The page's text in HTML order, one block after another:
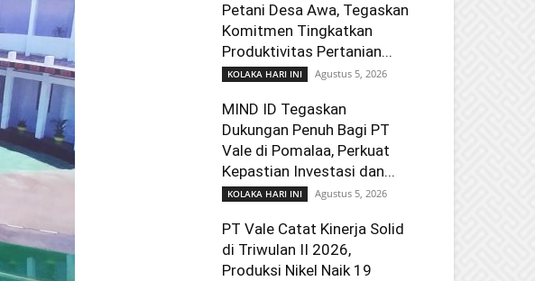
Petani Desa Awa, Tegaskan
Komitmen Tingkatkan
Produktivitas Pertanian...
KOLAKA HARI INI Agustus 5, 2026
MIND ID Tegaskan
Dukungan Penuh Bagi PT
Vale di Pomalaa, Perkuat
Kepastian Investasi dan...
KOLAKA HARI INI Agustus 5, 2026
PT Vale Catat Kinerja Solid
di Triwulan II 2026,
Produksi Nikel Naik 19